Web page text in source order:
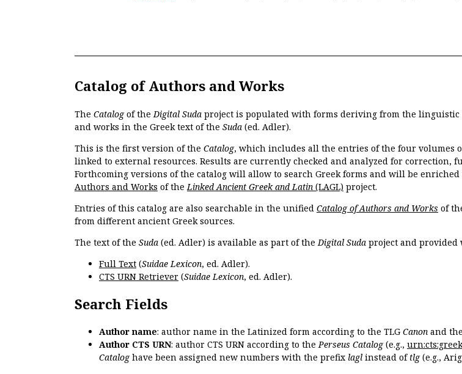
Catalog of Authors and Works
The Catalogof the Digital Suda project is populated with forms deriving from the
and works in the Greek text of the Suda (ed. Adler).
This is the first version of the Catalog, which includes all the entries of the four volumes
linked to external resources. Results are currently checked and analyzed for correction,
Forthcoming versions of the catalog will allow to search Greek forms and will be
Authors and Works of the Linked Ancient Greek and Latin (LAGL) project.
Entries of this catalog are also searchable in the unified Catalog of Authors and Works of
from different ancient Greek sources.
The text of the Suda (ed. Adler) is available as part of the Digital Suda project and provided
Full Text (Suidae Lexicon, ed. Adler).
CTS URN Retriever (Suidae Lexicon, ed. Adler).
Search Fields
Author name: author name in the Latinized form according to the TLG Canon and
Author CTS URN: author CTS URN according to thePerseus Catalog(e.g.,
Cataloghave been assigned new numbers with the prefix lagl instead of tlg(e.g.,